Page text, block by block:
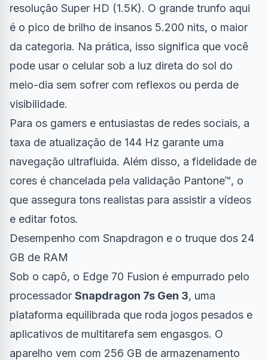
resolução Super HD (1.5K). O grande trunfo aqui
é o pico de brilho de insanos 5.200 nits, o maior
da categoria. Na prática, isso significa que você
pode usar o celular sob a luz direta do sol do
meio-dia sem sofrer com reflexos ou perda de
visibilidade.
Para os gamers e entusiastas de redes sociais, a
taxa de atualização de 144 Hz garante uma
navegação ultrafluida. Além disso, a fidelidade de
cores é chancelada pela validação Pantone™, o
que assegura tons realistas para assistir a vídeos
e editar fotos.
Desempenho com Snapdragon e o truque dos 24
GB de RAM
Sob o capô, o Edge 70 Fusion é empurrado pelo
processador Snapdragon 7s Gen 3, uma
plataforma equilibrada que roda jogos pesados e
aplicativos de multitarefa sem engasgos. O
aparelho vem com 256 GB de armazenamento